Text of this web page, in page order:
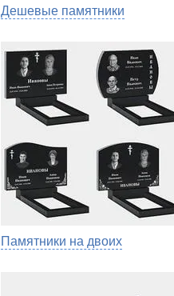
Дешевые памятники
Памятники на двоих